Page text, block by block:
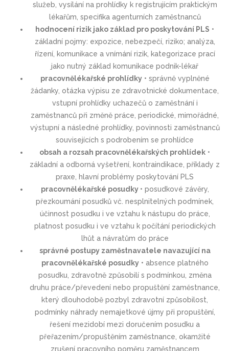
služeb, vysílání na prohlídky k registrujícím praktickým
lékařům, specifika agenturních zaměstnanců
hodnocení rizik jako základ pro poskytování PLS •
základní pojmy: expozice, nebezpečí, riziko; analýza,
řízení, komunikace a vnímání rizik, kategorizace prací
jako nutný základ komunikace podnik-lékař
pracovnělékařské prohlídky• správně vyplněné
žádanky, otázka výpisu ze zdravotnické dokumentace,
vstupní prohlídky uchazečů o zaměstnání i
zaměstnanců při změně práce, periodické, mimořádné,
výstupní a následné prohlídky, povinnosti zaměstnanců
souvisejících s podrobením se prohlídce
obsah a rozsah pracovnělékařských prohlídek •
základní a odborná vyšetření, kontraindikace, příklady z
praxe, hlavní problémy poskytování PLS
pracovnělékařské posudky • posudkové závěry,
přezkoumání posudků vč. nesplnitelných podmínek,
účinnost posudku i ve vztahu k nástupu do práce,
platnost posudku i ve vztahu k počítání periodických
lhůt a návratům do práce
správné postupy zaměstnavatele navazující na
pracovnělékařské posudky• absence platného
posudku, zdravotně způsobilí s podmínkou, změna
druhu práce/převedení nebo propuštění zaměstnance,
který dlouhodobě pozbyl zdravotní způsobilost,
podmínky náhrady nemajetkové újmy při propuštění,
řešení mezidobí mezi doručením posudku a
přeřazením/propuštěním zaměstnance, okamžité
zrušení pracovního poměru zaměstnancem